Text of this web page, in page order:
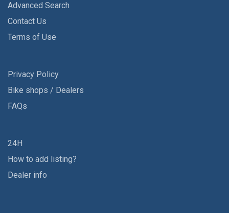
Advanced Search
Contact Us
Terms of Use
Privacy Policy
Bike shops / Dealers
FAQs
24H
How to add listing?
Dealer info